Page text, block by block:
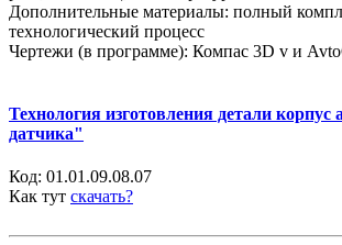
Дополнительные материалы: полный
технологический процесс
Чертежи (в программе): Компас 3D v и
Технология изготовления детали корпус
датчика"
Код: 01.01.09.08.07
Как тут скачать?